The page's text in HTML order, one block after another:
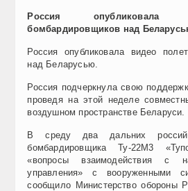
Россия опубликовала
бомбардировщиков над
Россия опубликовала видео
над Беларусью.
Россия подчеркнула свою
проведя на этой неделе
воздушном пространстве Беларуси.
В среду два дальних
бомбардировщика Ту-22М3
«вопросы взаимодействия с
управления» с вооруженными
сообщило Министерство обороны